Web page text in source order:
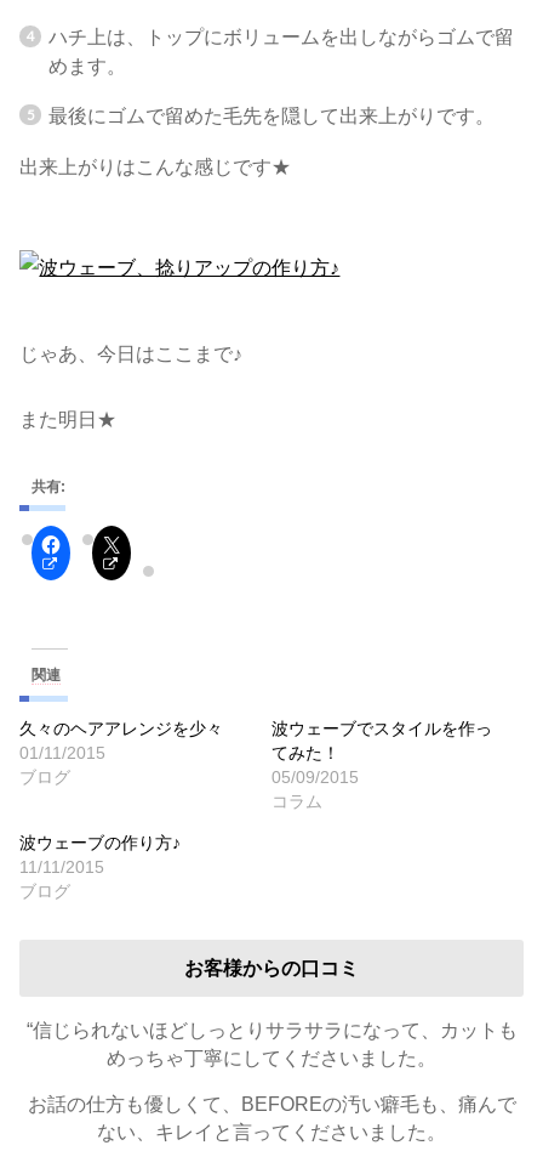
ハチ上は、トップにボリュームを出しながらゴムで留
めます。
最後にゴムで留めた毛先を隠して出来上がりです。
出来上がりはこんな感じです★
じゃあ、今日はここまで♪
また明日★
共有:
関連
久々のヘアアレンジを少々
01/11/2015
ブログ
波ウェーブでスタイルを作っ
てみた！
05/09/2015
コラム
波ウェーブの作り方♪
11/11/2015
ブログ
お客様からの口コミ
“信じられないほどしっとりサラサラになって、カットも
めっちゃ丁寧にしてくださいました。
お話の仕方も優しくて、BEFOREの汚い癖毛も、痛んで
ない、キレイと言ってくださいました。